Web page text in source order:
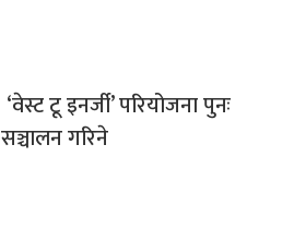
‘वेस्ट टू इनर्जी’ परियोजना पुनः
सञ्चालन गरिने